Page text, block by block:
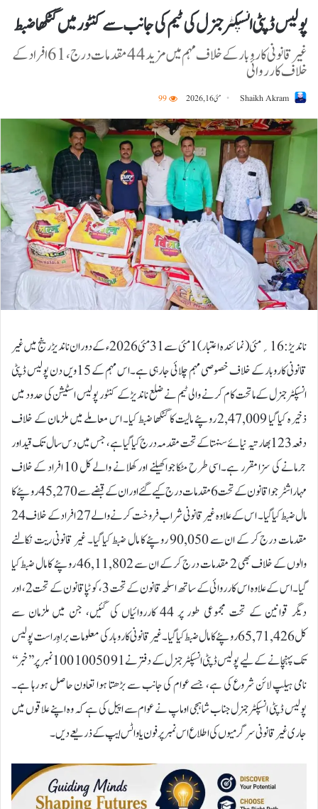
پولیس ڈپٹی انسپکٹر جنرل کی ٹیم کی جانب سے کنٹور میں گٹکھا ضبط
غیر قانونی کاروبار کے خلاف مہم میں مزید 44 مقدمات درج، 61 افراد کے
خلاف کارروائی
Shaikh Akram مئی 16, 2026 99
ناندیڑ:16؍مئی ( نمائندہ اعتبار) 1 مئی سے 31 مئی 2026ء کے دوران ناندیڑ رینج میں غیر
قانونی کاروبار کے خلاف خصوصی مہم چلائی جا رہی ہے۔اس مہم کے 15ویں دن پولیس ڈپٹی
انسپکٹر جنرل کے ماتحت کام کرنے والی ٹیم نے ضلع ناندیڑ کے کنٹور پولیس اسٹیشن کی حدود میں
ذخیرہ کیا گیا 2,47,009 روپئے مالیت کا گٹکھا ضبط کیا۔ اس معاملے میں ملزمان کے خلاف
دفعہ 123 بھارتیہ نیائے سنہتا کے تحت مقدمہ درج کیا گیا ہے، جس میں دس سال تک قید اور
جرمانے کی سزا مقرر ہے۔اسی طرح مٹکا جوا کھیلنے اور کھلانے والے کل 10 افراد کے خلاف
مہاراشٹر جوا قانون کے تحت 6 مقدمات درج کیے گئے اور ان کے قبضے سے 45,270 روپئے کا
مال ضبط کیا گیا۔ اس کے علاوہ غیر قانونی شراب فروخت کرنے والے 27 افراد کے خلاف 24
مقدمات درج کر کے ان سے 90,050 روپئے کا مال ضبط کیا گیا۔ غیر قانونی ریت نکالنے
والوں کے خلاف بھی 2 مقدمات درج کر کے ان سے 46,11,802 روپئے کا مال ضبط کیا
گیا۔اس کے علاوہ اس کارروائی کے ساتھ اسلحہ قانون کے تحت 3، کوٹپا قانون کے تحت 2، اور
دیگر قوانین کے تحت مجموعی طور پر 44 کارروائیاں کی گئیں، جن میں ملزمان سے
کل 65,71,426 روپئے کا مال ضبط کیا گیا۔غیر قانونی کاروبار کی معلومات براہِ راست پولیس
تک پہنچانے کے لیے پولیس ڈپٹی انسپکٹر جنرل کے دفتر نے 91 50 100 100 نمبر پر ’’خبر‘‘
نامی ہیلپ لائن شروع کی ہے، جسے عوام کی جانب سے بڑھتا ہوا تعاون حاصل ہو رہا ہے۔
پولیس ڈپٹی انسپکٹر جنرل جناب شاہجی اوماپ نے عوام سے اپیل کی ہے کہ وہ اپنے علاقوں میں
جاری غیر قانونی سرگرمیوں کی اطلاع اس نمبر پر فون یا واٹس ایپ کے ذریعے دیں۔